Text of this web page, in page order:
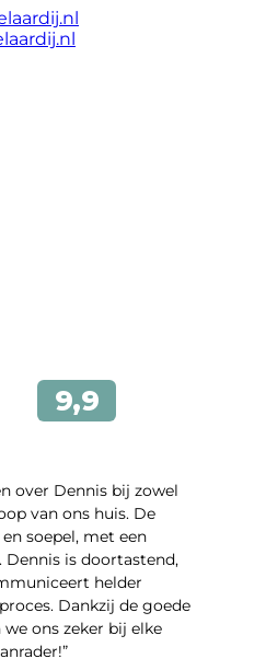
over Dennis bij zowel
van ons huis. De
soepel, met een
is doortastend,
helder
Dankzij de goede
ons zeker bij elke